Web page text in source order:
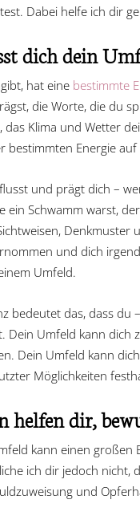
Dabei helfe ich dir
dich dein
hat eine bestimmte
die Worte, die du
das Klima und Wetter
bestimmten Energie
und prägt dich –
ein Schwamm warst,
Denkmuster
und dich
Umfeld.
bedeutet das, dass du
Dein Umfeld kann
Dein Umfeld kann
Möglichkeiten
helfen dir,
kann einen
ich dir jedoch nicht,
und